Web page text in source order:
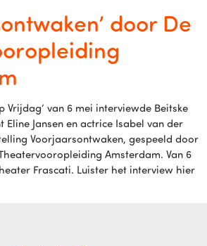
door De
Vrijdag’ van 6 mei interviewde Beitske
Eline Jansen en actrice Isabel van der
Voorjaarsontwaken, gespeeld door
Amsterdam. Van 6
Frascati. Luister het interview hier